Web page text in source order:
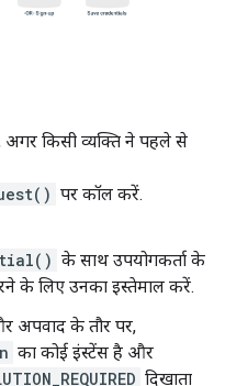
किसी व्यक्ति ने पहले से
पर कॉल करें.
के साथ उपयोगकर्ता के
के लिए उनका इस्तेमाल करें.
अपवाद के तौर पर,
का कोई इंस्टेंस है और
दिखाता